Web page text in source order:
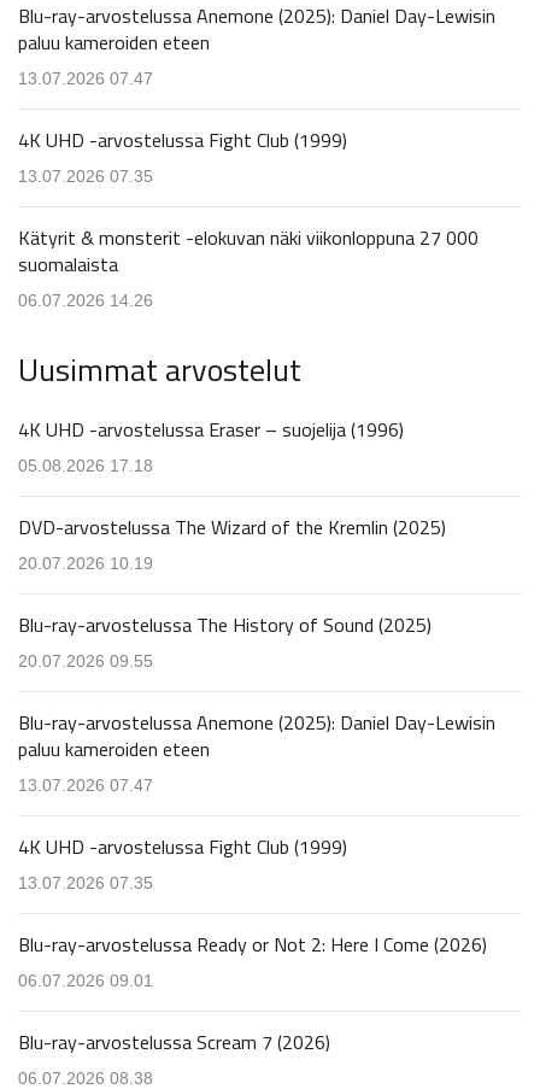
Blu-ray-arvostelussa Anemone (2025): Daniel Day-Lewisin
paluu kameroiden eteen
13.07.2026 07.47
4K UHD -arvostelussa Fight Club (1999)
13.07.2026 07.35
Kätyrit & monsterit -elokuvan näki viikonloppuna 27 000
suomalaista
06.07.2026 14.26
Uusimmat arvostelut
4K UHD -arvostelussa Eraser – suojelija (1996)
05.08.2026 17.18
DVD-arvostelussa The Wizard of the Kremlin (2025)
20.07.2026 10.19
Blu-ray-arvostelussa The History of Sound (2025)
20.07.2026 09.55
Blu-ray-arvostelussa Anemone (2025): Daniel Day-Lewisin
paluu kameroiden eteen
13.07.2026 07.47
4K UHD -arvostelussa Fight Club (1999)
13.07.2026 07.35
Blu-ray-arvostelussa Ready or Not 2: Here I Come (2026)
06.07.2026 09.01
Blu-ray-arvostelussa Scream 7 (2026)
06.07.2026 08.38